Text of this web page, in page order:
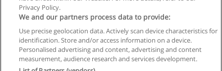
Regras de uso
Privacidade de dados
Privacy Policy.
We and our partners process data to provide:
Use precise geolocation data. Actively scan device characteristics for
identification. Store and/or access information on a device.
Personalised advertising and content, advertising and content
measurement, audience research and services development.